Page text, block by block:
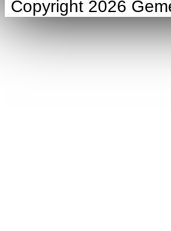
Copyright 2026